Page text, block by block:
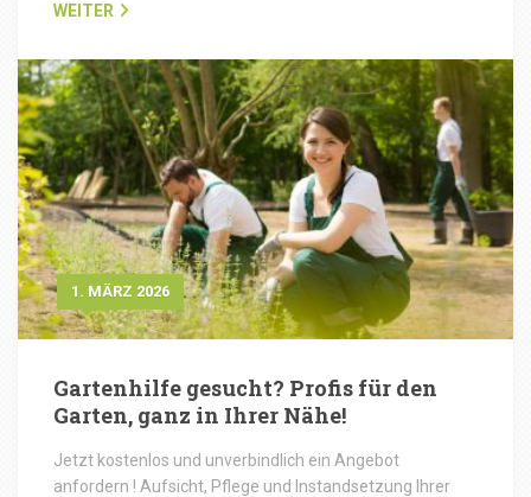
WEITER
1. MÄRZ 2026
Gartenhilfe gesucht? Profis für den
Garten, ganz in Ihrer Nähe!
Jetzt kostenlos und unverbindlich ein Angebot
anfordern ! Aufsicht, Pflege und Instandsetzung Ihrer